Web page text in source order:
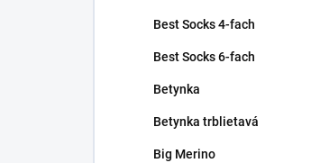
Best Socks 4-fach
Best Socks 6-fach
Betynka
Betynka trblietavá
Big Merino